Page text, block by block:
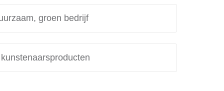
groen bedrijf